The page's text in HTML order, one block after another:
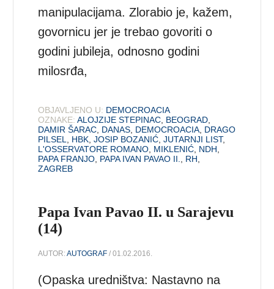
manipulacijama. Zlorabio je, kažem,
govornicu jer je trebao govoriti o
godini jubileja, odnosno godini
milosrđa,
OBJAVLJENO U: DEMOCROACIA
OZNAKE: ALOJZIJE STEPINAC, BEOGRAD,
DAMIR ŠARAC, DANAS, DEMOCROACIA, DRAGO
PILSEL, HBK,JOSIP BOZANIĆ,JUTARNJI LIST,
L'OSSERVATORE ROMANO, MIKLENIĆ, NDH,
PAPA FRANJO, PAPA IVAN PAVAO II., RH,
ZAGREB
Papa Ivan Pavao II. u Sarajevu
(14)
AUTOR:AUTOGRAF / 01.02.2016.
(Opaska uredništva: Nastavno na